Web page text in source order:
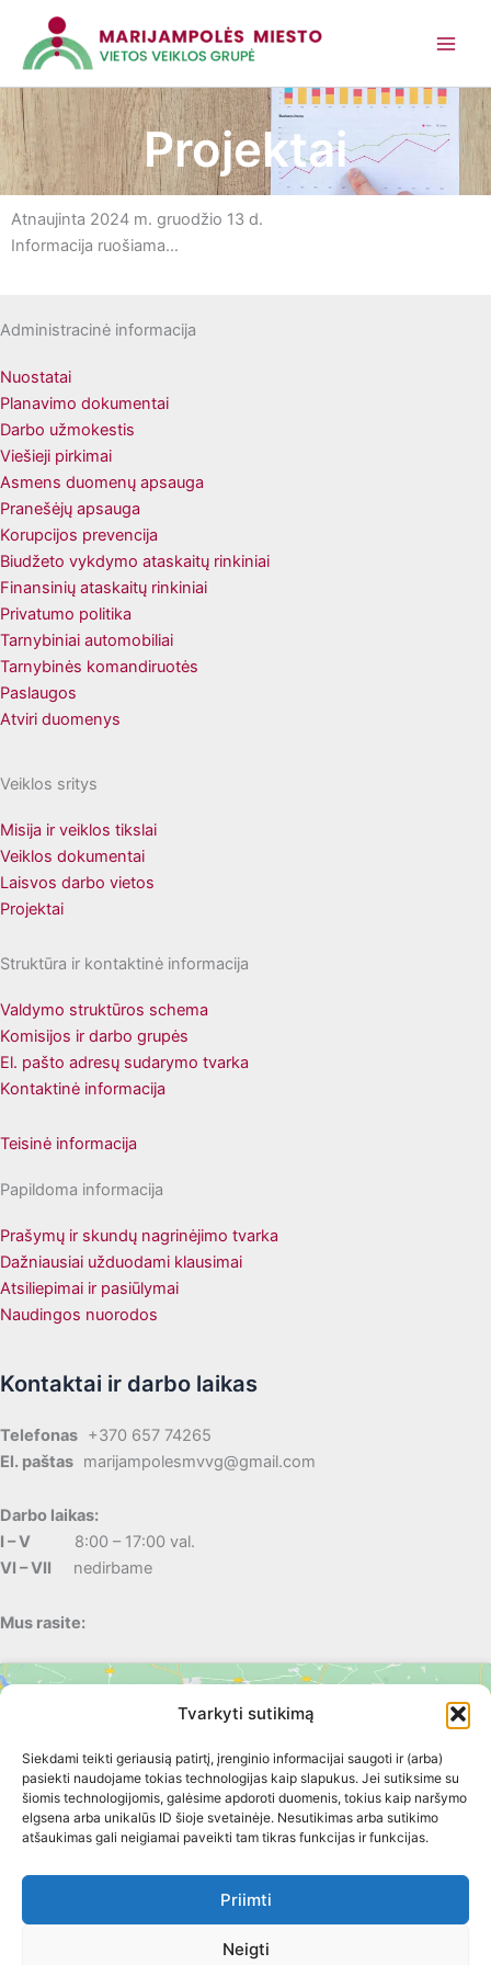
Tvarkyti sutikimą
Siekdami teikti geriausią patirtį, įrenginio informacijai saugoti ir (arba)
pasiekti naudojame tokias technologijas kaip slapukus. Jei sutiksime su
šiomis technologijomis, galėsime apdoroti duomenis, tokius kaip naršymo
elgsena arba unikalūs ID šioje svetainėje. Nesutikimas arba sutikimo
atšaukimas gali neigiamai paveikti tam tikras funkcijas ir funkcijas.
Priimti
Neigti
turinio
Projektai
Atnaujinta 2024 m. gruodžio 13 d.
Informacija ruošiama…
Administracinė informacija
Nuostatai
Planavimo dokumentai
Darbo užmokestis
Viešieji pirkimai
Asmens duomenų apsauga
Pranešėjų apsauga
Korupcijos prevencija
Biudžeto vykdymo ataskaitų rinkiniai
Finansinių ataskaitų rinkiniai
Privatumo politika
Tarnybiniai automobiliai
Tarnybinės komandiruotės
Paslaugos
Atviri duomenys
Veiklos sritys
Misija ir veiklos tikslai
Veiklos dokumentai
Laisvos darbo vietos
Projektai
Struktūra ir kontaktinė informacija
Valdymo struktūros schema
Komisijos ir darbo grupės
El. pašto adresų sudarymo tvarka
Kontaktinė informacija
Teisinė informacija
Papildoma informacija
Prašymų ir skundų nagrinėjimo tvarka
Dažniausiai užduodami klausimai
Atsiliepimai ir pasiūlymai
Naudingos nuorodos
Kontaktai ir darbo laikas
Telefonas +370 657 74265
El. paštas marijampolesmvvg@gmail.com
Darbo laikas:
I – V 8:00 – 17:00 val.
VI – VII nedirbame
Mus rasite:
Spustelėkite, kad priimtumėte rinkodara